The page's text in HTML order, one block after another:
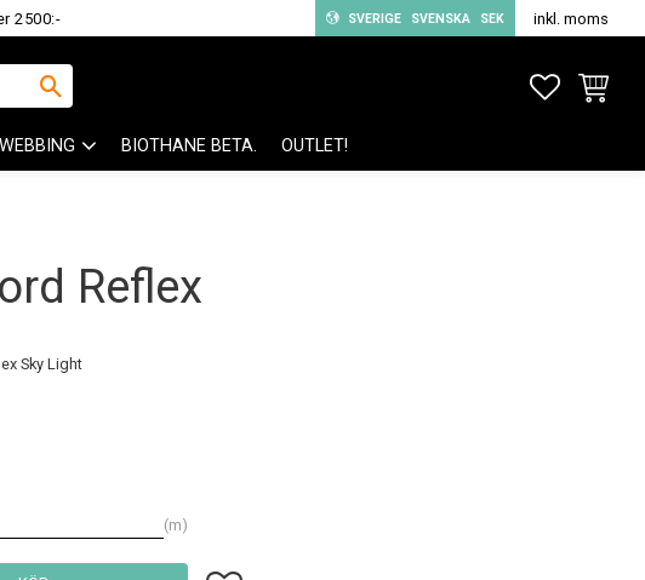
2500:- SVERIGE SVENSKA SEK inkl. moms
BIOTHANE BETA. OUTLET!
Reflex
Sky Light
m